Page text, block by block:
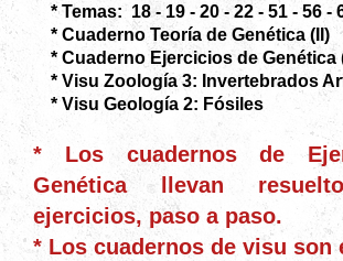
* Temas: 18 - 19 - 20 - 22 - 51 - 56 -
* Cuaderno Teoría de Genética (II)
* Cuaderno Ejercicios de Genética
* Visu Zoología 3: Invertebrados
* Visu Geología 2: Fósiles
* Los cuadernos de
Genética llevan
ejercicios, paso a paso.
* Los cuadernos de visu son